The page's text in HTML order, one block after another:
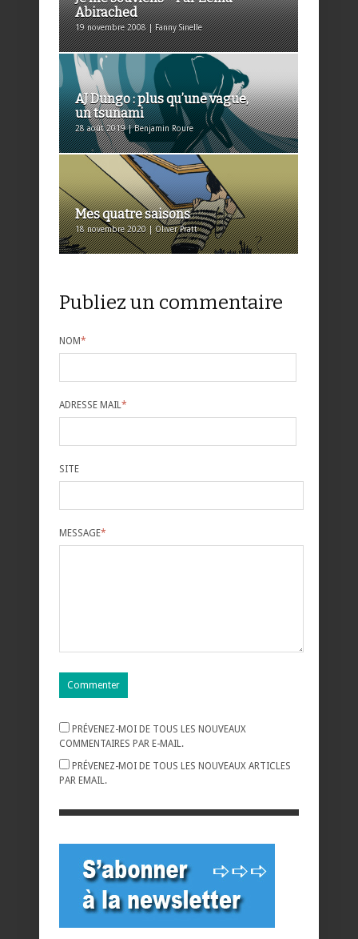
Abirached
19 novembre 2008 | Fanny Sinelle
AJ Dungo : plus qu’une vague,
un tsunami
28 août 2019 | Benjamin Roure
Mes quatre saisons
18 novembre 2020 | Oliver Pratt
Publiez un commentaire
NOM*
ADRESSE MAIL*
SITE
MESSAGE*
PRÉVENEZ-MOI DE TOUS LES NOUVEAUX
COMMENTAIRES PAR E-MAIL.
PRÉVENEZ-MOI DE TOUS LES NOUVEAUX ARTICLES
PAR EMAIL.